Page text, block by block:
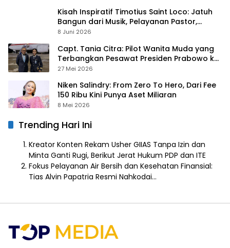
Kisah Inspiratif Timotius Saint Loco: Jatuh
Bangun dari Musik, Pelayanan Pastor,
hingga Gurita Bisnis Sambal Babon
8 Juni 2026
Capt. Tania Citra: Pilot Wanita Muda yang
Terbangkan Pesawat Presiden Prabowo ke
Prancis
27 Mei 2026
Niken Salindry: From Zero To Hero, Dari Fee
150 Ribu Kini Punya Aset Miliaran
8 Mei 2026
Trending Hari Ini
Kreator Konten Rekam Usher GIIAS Tanpa Izin dan
Minta Ganti Rugi, Berikut Jerat Hukum PDP dan ITE
Fokus Pelayanan Air Bersih dan Kesehatan Finansial:
Tias Alvin Papatria Resmi Nahkodai…